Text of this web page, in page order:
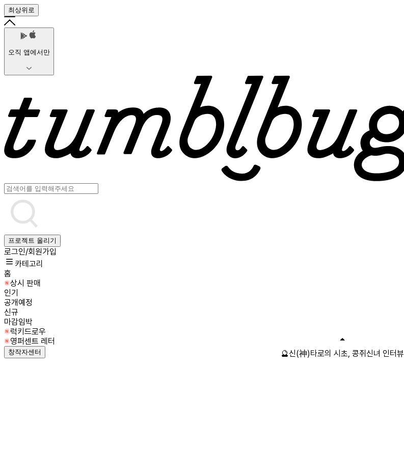
최상위로
오직 앱에서만
프로젝트 올리기
로그인/회원가입
카테고리
홈
상시 판매
인기
공개예정
신규
마감임박
럭키드로우
영퍼센트 레터
창작자센터 🔮신(神)타로의 시초, 콩쥐신녀 인터뷰